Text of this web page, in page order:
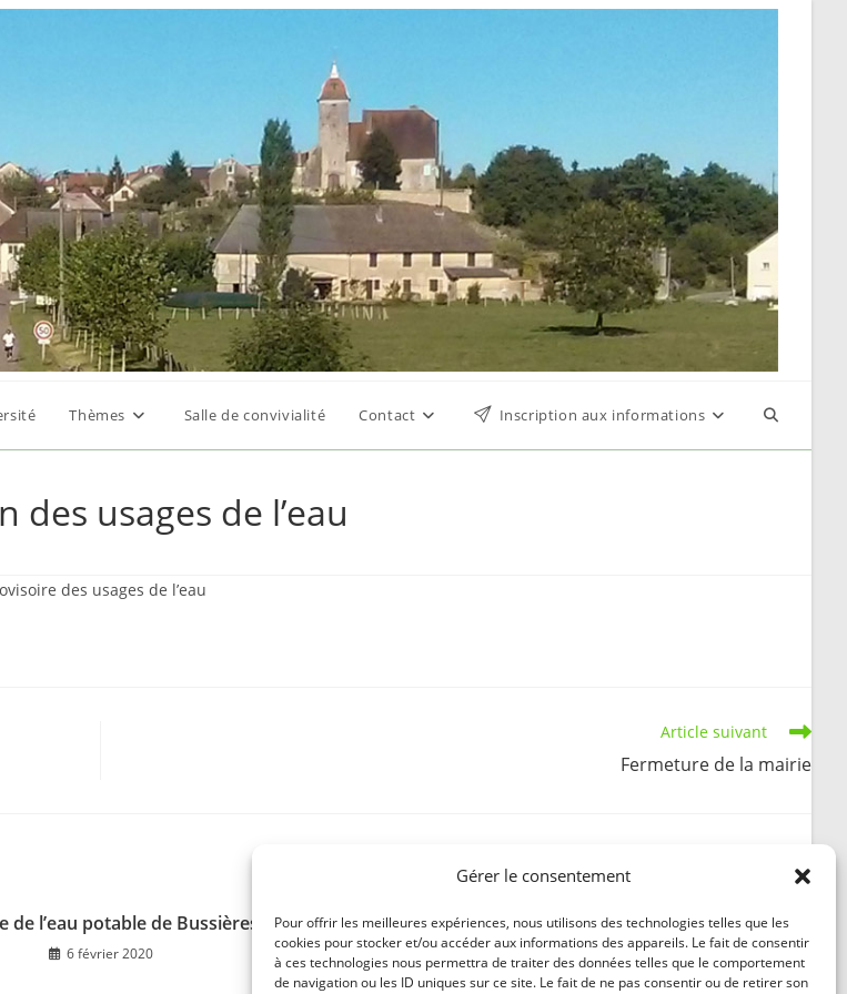
Gérer le consentement
Pour offrir les meilleures expériences, nous utilisons des technologies telles que les
cookies pour stocker et/ou accéder aux informations des appareils. Le fait de consentir
à ces technologies nous permettra de traiter des données telles que le comportement
de navigation ou les ID uniques sur ce site. Le fait de ne pas consentir ou de retirer son
Thèmes Salle de convivialité Contact Inscription aux informations Toggle
des usages de l’eau
des usages de l’eau
Article suivant
Fermeture de la mairie
de l’eau potable de Bussières
6 février 2020
Sécheresse – Passage en alerte niveau 3
« ALERTE RENFORCÉE »
18 août 2025